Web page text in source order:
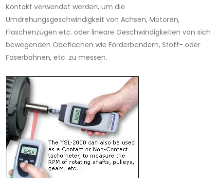
Kontakt verwendet werden, um die
Umdrehungsgeschwindigkeit von Achsen, Motoren,
Flaschenzügen etc. oder lineare Geschwindigkeiten von sich
bewegenden Obeflächen wie Förderbändern, Stoff- oder
Faserbahnen, etc. zu messen.